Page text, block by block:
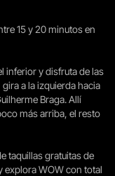
15 y 20 minutos en
inferior y disfruta de las
a la izquierda hacia
Braga. Allí
más arriba, el resto
taquillas gratuitas de
explora WOW con total